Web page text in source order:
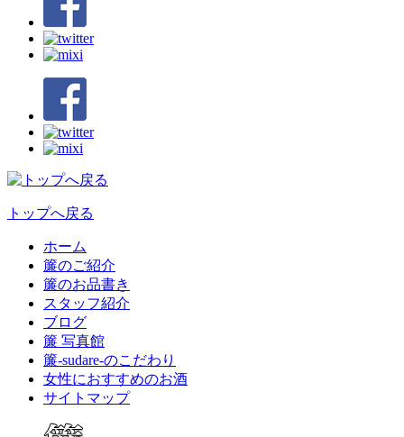
トップへ戻る
ホーム
簾のご紹介
簾のお品書き
スタッフ紹介
ブログ
簾 写真館
簾-sudare-のこだわり
女性におすすめのお酒
サイトマップ